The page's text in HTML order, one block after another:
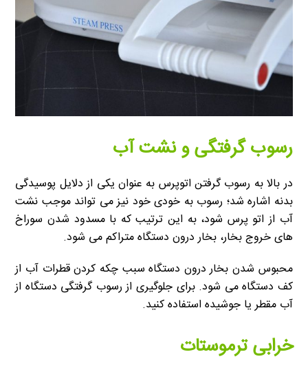
رسوب گرفتگی و نشت آب
در بالا به رسوب گرفتن اتوپرس به عنوان یکی از دلایل پوسیدگی
بدنه اشاره شد؛ رسوب به خودی خود نیز می تواند موجب نشت
آب از اتو پرس شود، به این ترتیب که با مسدود شدن سوراخ
های خروج بخار، بخار درون دستگاه متراکم می شود.
محبوس شدن بخار درون دستگاه سبب چکه کردن قطرات آب از
کف دستگاه می شود. برای جلوگیری از رسوب گرفتگی دستگاه از
آب مقطر یا جوشیده استفاده کنید.
خرابی ترموستات